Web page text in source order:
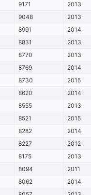
9171 2013
9048 2013
8991 2014
8831 2013
8770 2013
8769 2014
8730 2015
8620 2014
8555 2013
8521 2015
8282 2014
8227 2012
8175 2013
8094 2011
8062 2014